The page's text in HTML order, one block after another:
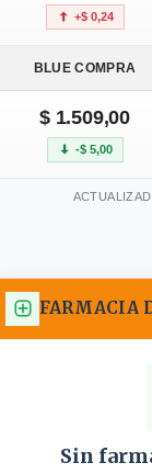
+$ 0,24
BLUE COMPRA
$ 1.509,00
-$ 5,00
FARMACIA
Sin